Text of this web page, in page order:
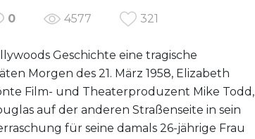
0 4577 321
Geschichte eine tragische
Morgen des 21. März 1958, Elizabeth
Film- und Theaterproduzent Mike Todd,
auf der anderen Straßenseite in sein
für seine damals 26-jährige Frau